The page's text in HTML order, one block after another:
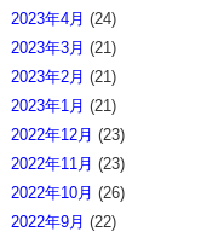
2023年4月 (24)
2023年3月 (21)
2023年2月 (21)
2023年1月 (21)
2022年12月 (23)
2022年11月 (23)
2022年10月 (26)
2022年9月 (22)